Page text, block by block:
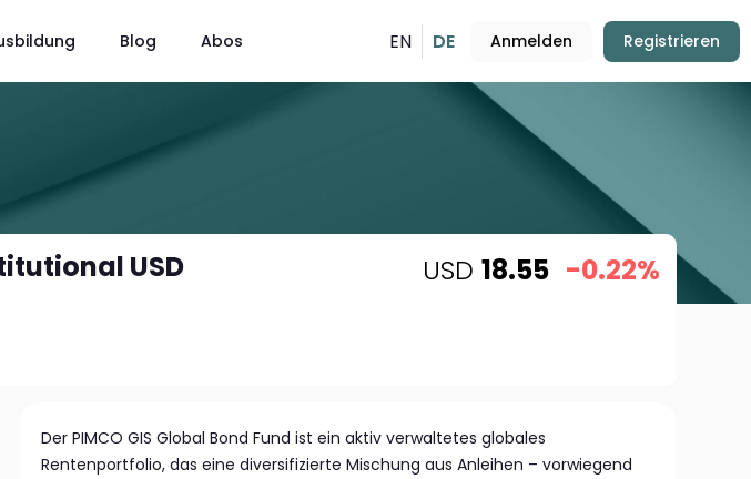
Blog Abos EN DE Anmelden Registrieren
USD
USD 18.55 -0.22%
Der PIMCO GIS Global Bond Fund ist ein aktiv verwaltetes globales
Rentenportfolio, das eine diversifizierte Mischung aus Anleihen – vorwiegend